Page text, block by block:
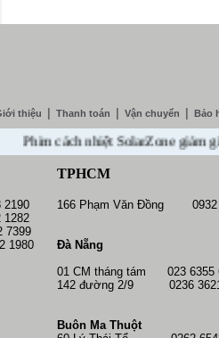
thiệu Thanh toán Vận chuyển Bảo
Phim cách nhiệt SolarZone giảm giá
2190
7399
1980
TPHCM
166 Phạm Văn Đồng 0932
Đà Nẵng
01 CM tháng tám 023 6355
142 đường 2/9 0236
Buôn Ma Thuột